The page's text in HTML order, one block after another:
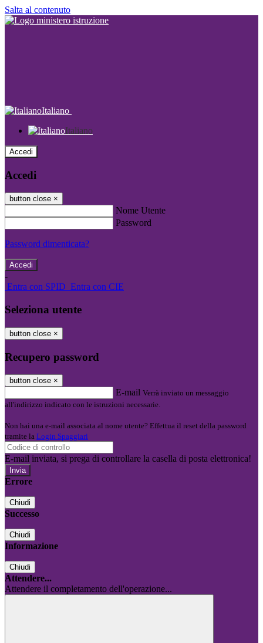
Salta al contenuto
Italiano
Italiano
Accedi
Accedi
button close ×
Nome Utente
Password
Password dimenticata?
-
Entra con SPID Entra con CIE
Seleziona utente
button close ×
Recupero password
button close ×
E-mail Verrà inviato un messaggio
all'indirizzo indicato con le istruzioni necessarie.
Non hai una e-mail associata al nome utente? Effettua il reset della password
tramite la Login Spaggiari
E-mail inviata, si prega di controllare la casella di posta elettronica!
Errore
Chiudi
Successo
Chiudi
Informazione
Chiudi
Attendere...
Attendere il completamento dell'operazione...